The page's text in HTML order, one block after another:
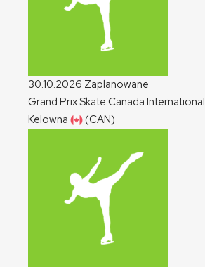
30.10.2026 Zaplanowane
Grand Prix Skate Canada International
Kelowna
(CAN)